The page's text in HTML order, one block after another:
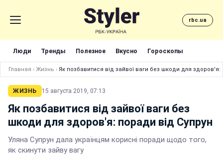
rbc.ua
Люди Тренды Полезное Вкусно Гороскопы
Главная › Жизнь › Як позбавитися від зайвої ваги без шкоди для здоров'я:
ЖИЗНЬ 15 августа 2019, 07:13
Як позбавитися від зайвої ваги без
шкоди для здоров'я: поради від Супрун
Уляна Супрун дала українцям корисні поради щодо того,
як скинути зайву вагу